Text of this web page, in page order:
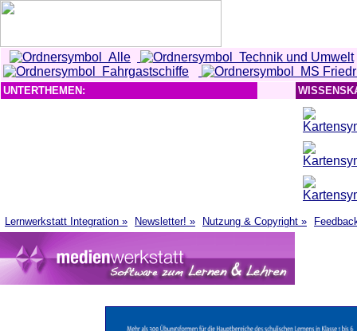
Alle
Technik und Umwelt
Fahrgastschiffe
MS
UNTERTHEMEN:
Lernwerkstatt Integration » Newsletter! » Nutzung & Copyright »